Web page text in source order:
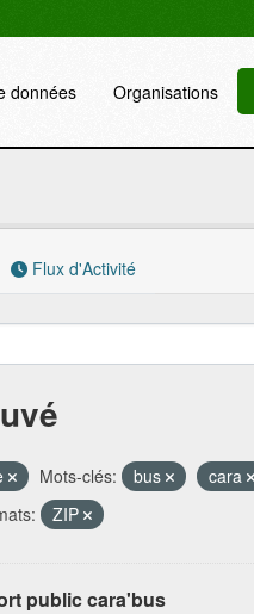
données Organisations
Flux d'Activité
Mots-clés: bus
cara
ZIP
public cara'bus